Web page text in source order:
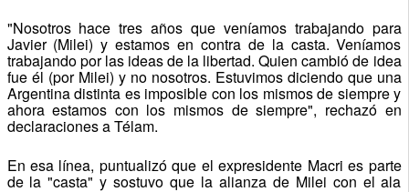
"Nosotros hace tres años que veníamos trabajando para
Javier (Milei) y estamos en contra de la casta. Veníamos
trabajando por las ideas de la libertad. Quien cambió de idea
fue él (por Milei) y no nosotros. Estuvimos diciendo que una
Argentina distinta es imposible con los mismos de siempre y
ahora estamos con los mismos de siempre", rechazó en
declaraciones a Télam.
En esa línea, puntualizó que el expresidente Macri es parte
de la "casta" y sostuvo que la alianza de Milei con el ala